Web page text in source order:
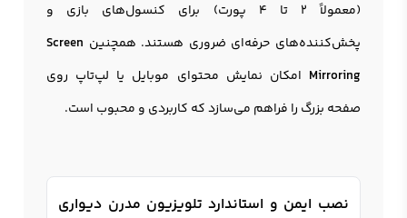
(معمولاً 2 تا 4 پورت) برای کنسول‌های بازی و
پخش‌کننده‌های حرفه‌ای ضروری هستند. همچنین Screen
Mirroring امکان نمایش محتوای موبایل یا لپ‌تاپ روی
صفحه بزرگ را فراهم می‌سازد که کاربردی و محبوب است.
نصب ایمن و استاندارد تلویزیون مدرن دیواری